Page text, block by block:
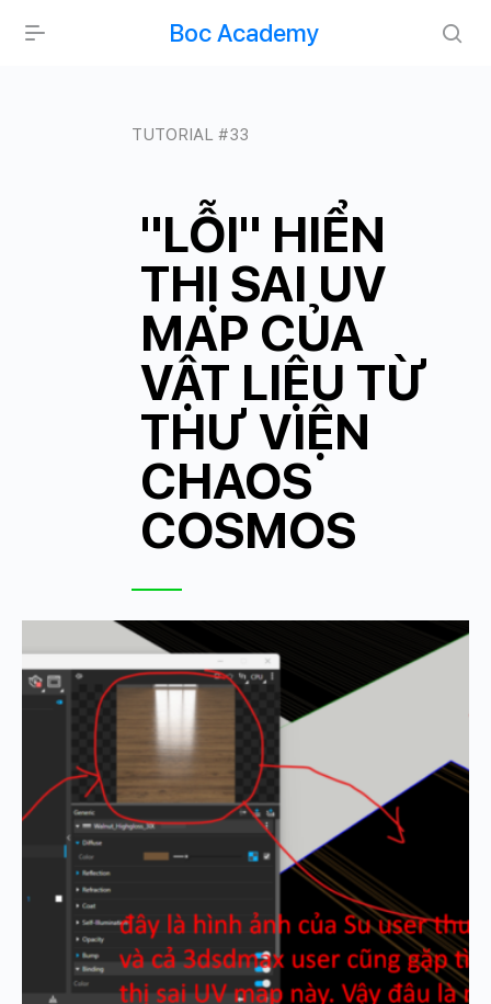
Boc Academy
TUTORIAL #33
"LỖI" HIỂN
THỊ SAI UV
MAP CỦA
VẬT LIỆU TỪ
THƯ VIỆN
CHAOS
COSMOS